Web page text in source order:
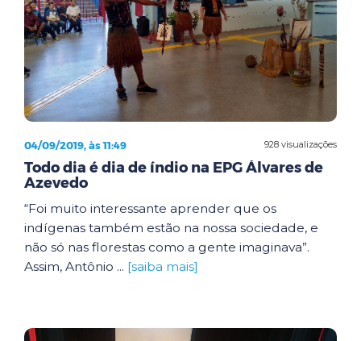
928 visualizações
04/09/2019, às 11:49
Todo dia é dia de índio na EPG Álvares de
Azevedo
“Foi muito interessante aprender que os
indígenas também estão na nossa sociedade, e
não só nas florestas como a gente imaginava”.
Assim, Antônio ... [saiba mais]